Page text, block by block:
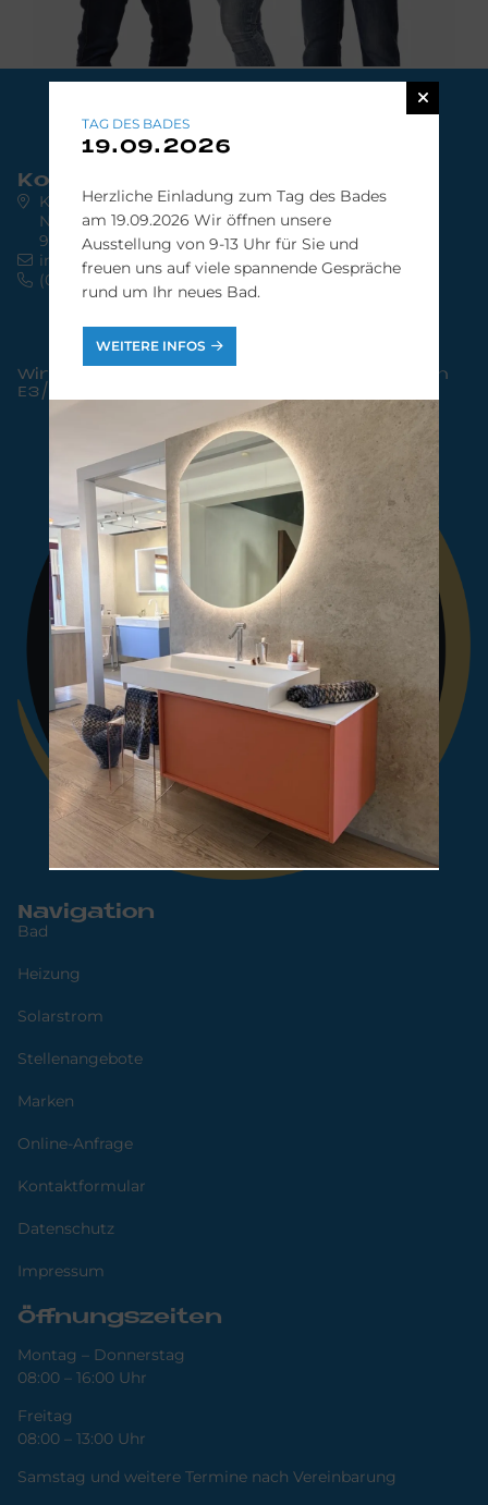
Kontakt
Kreuz bad & heizung GmbH
Nürnberger Straße 91
91220 Schnaittach
info@kreuz.de
(09153) 92 92 92
Wir sind zertifizierter Premium-Partner von
E3/DC
Navigation
Bad
Heizung
Solarstrom
Stellenangebote
Marken
Online-Anfrage
Kontaktformular
Datenschutz
Impressum
Öffnungszeiten
Montag – Donnerstag
08:00 – 16:00 Uhr
Freitag
08:00 – 13:00 Uhr
Samstag und weitere Termine nach Vereinbarung
TAG DES BADES
19.09.2026
Herzliche Einladung zum Tag des Bades
am 19.09.2026 Wir öffnen unsere
Ausstellung von 9-13 Uhr für Sie und
freuen uns auf viele spannende Gespräche
rund um Ihr neues Bad.
WEITERE INFOS